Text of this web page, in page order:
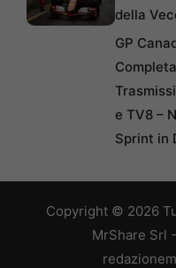
della
GP
e TV8 –
Sprint in
Copyright © 2026
MrShare Srl